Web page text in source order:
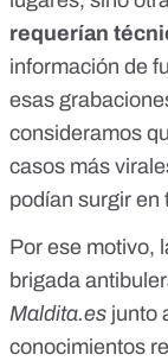
requerían
información de
esas
consideramos
casos más
podían surgir en
Por ese motivo,
brigada
Maldita.es junto
conocimientos